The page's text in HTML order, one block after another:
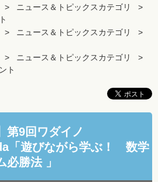
ニュース＆トピックスカテゴリ
ニュース＆トピックスカテゴリ
ニュース＆トピックスカテゴリ
ト
第9回ワダイノ
「遊びながら学ぶ！ 数学
必勝法 」